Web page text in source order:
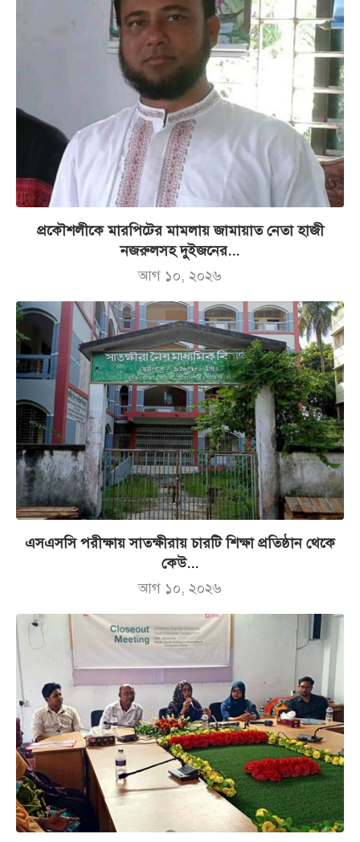
প্রকৌশলীকে মারপিটের মামলায় জামায়াত নেতা হাজী
নজরুলসহ দুইজনের...
আগ ১০, ২০২৬
এসএসসি পরীক্ষায় সাতক্ষীরায় চারটি শিক্ষা প্রতিষ্ঠান থেকে
কেউ...
আগ ১০, ২০২৬